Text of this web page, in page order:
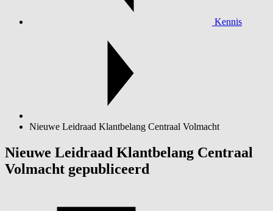
Kennis
Nieuwe Leidraad Klantbelang Centraal Volmacht
Nieuwe Leidraad Klantbelang Centraal
Volmacht gepubliceerd